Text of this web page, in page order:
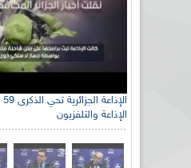
الإذاعة والتلفزيون